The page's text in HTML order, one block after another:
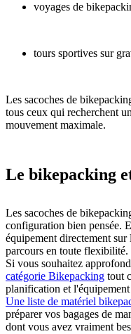
voyages de
tours sportives sur
Les sacoches de
tous ceux qui recherchent
mouvement maximale.
Le bikepacking
Les sacoches de
configuration bien pensée.
équipement directement
parcours en toute flexibilité.
Si vous souhaitez
catégorie Bikepacking tout
planification et
Une liste de matériel
préparer vos bagages de
dont vous avez vraiment